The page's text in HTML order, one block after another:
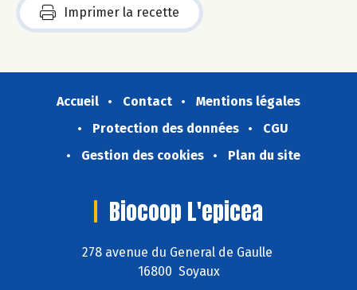
Imprimer la recette
Accueil Contact
Mentions légales
Protection des données
CGU
Gestion des cookies
Plan du site
Biocoop L'epicea
278 avenue du General de Gaulle
16800 Soyaux